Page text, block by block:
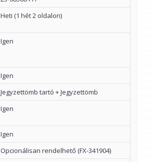
Heti (1 hét 2 oldalon)
Igen
Igen
Jegyzettömb tartó + Jegyzettömb
Igen
Igen
Opcionálisan rendelhető (FX-341904)